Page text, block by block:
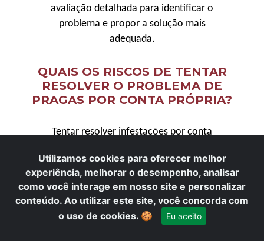
avaliação detalhada para identificar o
problema e propor a solução mais
adequada.
QUAIS OS RISCOS DE TENTAR
RESOLVER O PROBLEMA DE
PRAGAS POR CONTA PRÓPRIA?
Tentar resolver infestações por conta
Produtos inadequados podem não eliminar a
praga, apenas dispersá-la, e causar danos à
sua saúde ou ao meio ambiente. Além disso,
métodos caseiros raramente atacam a raiz
do problema, como o ninho ou a rainha,
Utilizamos cookies para oferecer melhor
experiência, melhorar o desempenho, analisar
como você interage em nosso site e personalizar
conteúdo. Ao utilizar este site, você concorda com
o uso de cookies. 🍪 Eu aceito
Precisa de ajuda? Fale conosco
pelo WhatsApp!
×